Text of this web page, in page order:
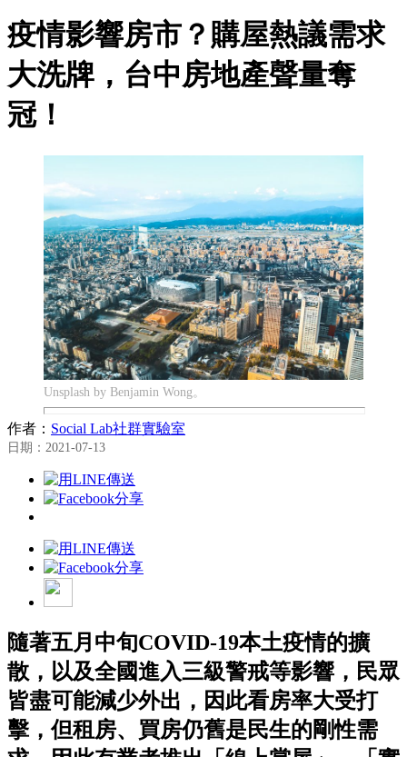
疫情影響房市？購屋熱議需求
大洗牌，台中房地產聲量奪
冠！
Unsplash by Benjamin Wong。
作者： Social Lab社群實驗室
日期：2021-07-13
隨著五月中旬COVID-19本土疫情的擴
散，以及全國進入三級警戒等影響，民眾
皆盡可能減少外出，因此看房率大受打
擊，但租房、買房仍舊是民生的剛性需